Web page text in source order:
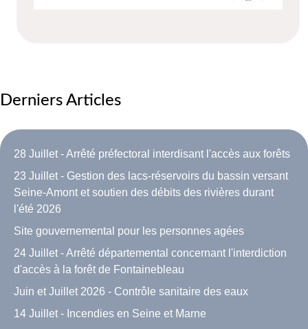
Derniers Articles
28 Juillet - Arrêté préfectoral interdisant l'accès aux forêts
23 Juillet - Gestion des lacs-réservoirs du bassin versant
Seine-Amont et soutien des débits des rivières durant
l'été 2026
Site gouvernemental pour les personnes agées
24 Juillet - Arrêté départemental concernant l'interdiction
d'accès à la forêt de Fontainebleau
Juin et Juillet 2026 - Contrôle sanitaire des eaux
14 Juillet - Incendies en Seine et Marne